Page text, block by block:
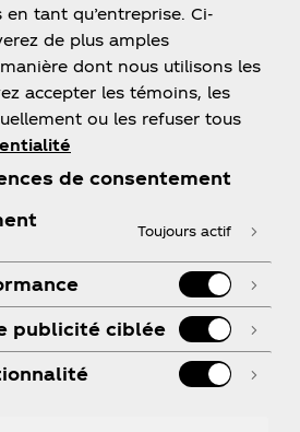
tant qu’entreprise. Ci-
de plus amples
dont nous utilisons les
accepter les témoins, les
ou les refuser tous
de consentement
Toujours actif
publicité ciblée